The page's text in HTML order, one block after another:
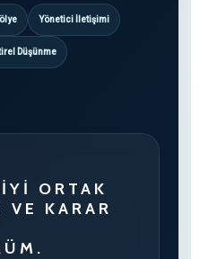
Yönetici İletişimi
Düşünme
ORTAK
VE KARAR